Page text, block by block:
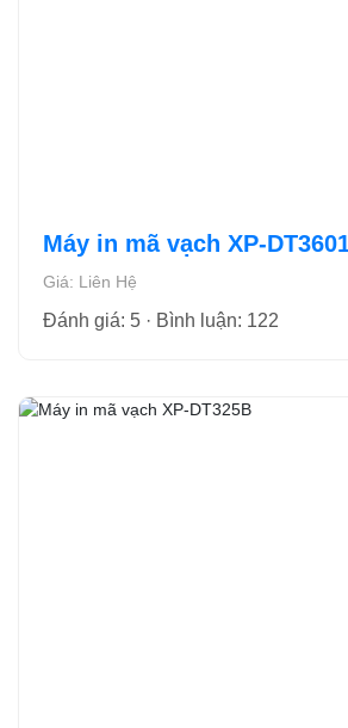
Máy in mã vạch XP-
Giá: Liên Hệ
Đánh giá: 5 · Bình luận: 122